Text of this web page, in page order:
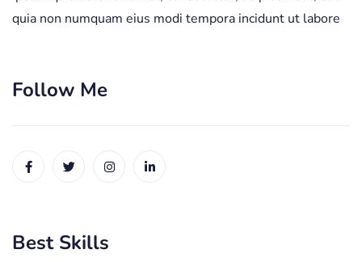
quia non numquam eius modi tempora incidunt ut labore
Follow Me
Best Skills